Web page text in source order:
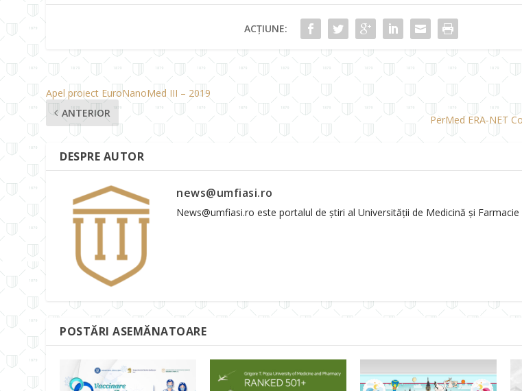
ACȚIUNE:
Apel proiect EuroNanoMed III – 2019
ANTERIOR
PerMed ERA-NET
DESPRE AUTOR
news@umfiasi.ro
News@umfiasi.ro este portalul de știri al Universității de Medicină și Farmacie
POSTĂRI ASEMĂNATOARE